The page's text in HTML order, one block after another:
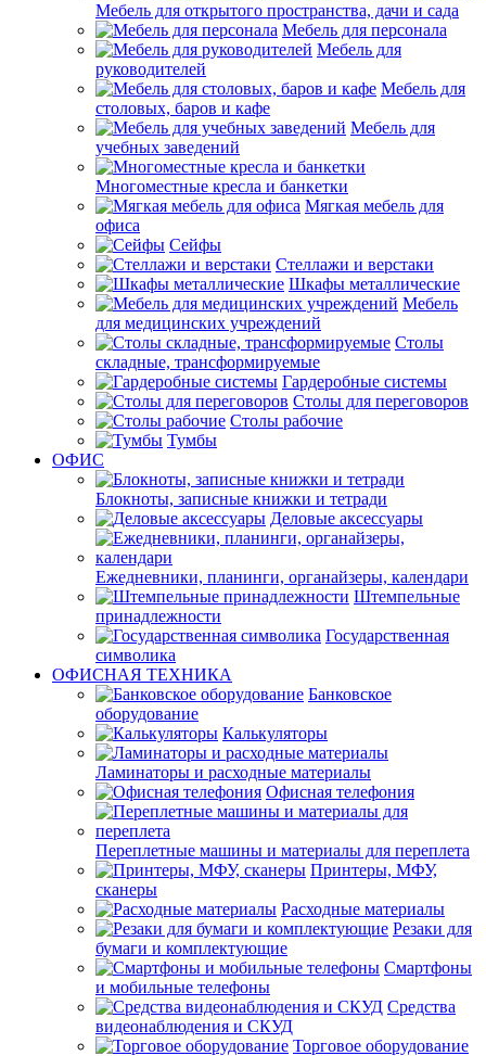
Мебель для открытого пространства, дачи и сада
Мебель для персонала
Мебель для
руководителей
Мебель для
столовых, баров и кафе
Мебель для
учебных заведений
Многоместные кресла и банкетки
Мягкая мебель для
офиса
Сейфы
Стеллажи и верстаки
Шкафы металлические
Мебель
для медицинских учреждений
Столы
складные, трансформируемые
Гардеробные системы
Столы для переговоров
Столы рабочие
Тумбы
ОФИС
Блокноты, записные книжки и тетради
Деловые аксессуары
Ежедневники, планинги, органайзеры, календари
Штемпельные
принадлежности
Государственная
символика
ОФИСНАЯ ТЕХНИКА
Банковское
оборудование
Калькуляторы
Ламинаторы и расходные материалы
Офисная телефония
Переплетные машины и материалы для переплета
Принтеры, МФУ,
сканеры
Расходные материалы
Резаки для
бумаги и комплектующие
Смартфоны
и мобильные телефоны
Средства
видеонаблюдения и СКУД
Торговое оборудование